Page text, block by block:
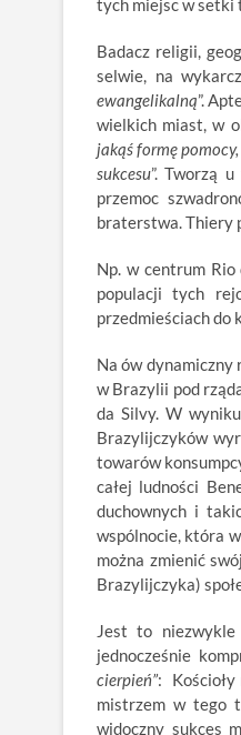
tych miejsc w setki
Badacz religii,
selwie, na
ewangelikalną”.
wielkich miast, w
jakąś formę
sukcesu”. Tworzą
przemoc
braterstwa. Thiery
Np. w centrum Rio
populacji tych
przedmieściach do
Na ów dynamiczny
w Brazylii pod
da Silvy. W
Brazylijczyków
towarów
całej ludności
duchownych i
wspólnocie, która
można zmienić
Brazylijczyka)
Jest to niezwykle
jednocześnie
cierpień”: Kościoły
mistrzem w tego
widoczny sukces